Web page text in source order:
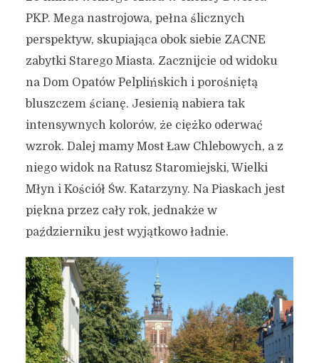
PKP. Mega nastrojowa, pełna ślicznych
perspektyw, skupiająca obok siebie ZACNE
zabytki Starego Miasta. Zacznijcie od widoku
na Dom Opatów Pelplińskich i porośniętą
bluszczem ścianę. Jesienią nabiera tak
intensywnych kolorów, że ciężko oderwać
wzrok. Dalej mamy Most Ław Chlebowych, a z
niego widok na Ratusz Staromiejski, Wielki
Młyn i Kościół Św. Katarzyny. Na Piaskach jest
piękna przez cały rok, jednakże w
październiku jest wyjątkowo ładnie.